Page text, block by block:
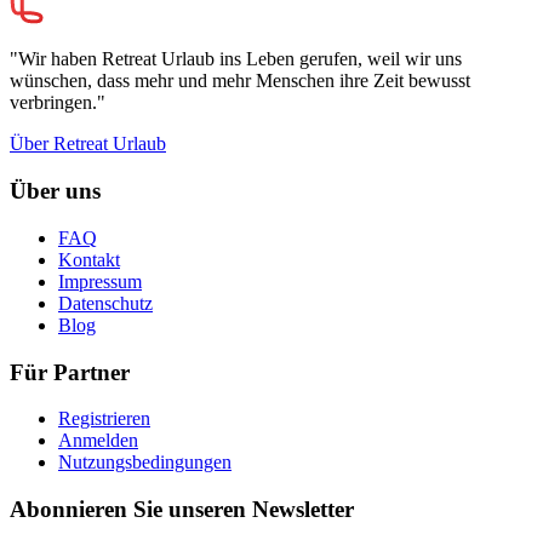
"Wir haben Retreat Urlaub ins Leben gerufen, weil wir uns
wünschen, dass mehr und mehr Menschen ihre Zeit bewusst
verbringen."
Über Retreat Urlaub
Über uns
FAQ
Kontakt
Impressum
Datenschutz
Blog
Für Partner
Registrieren
Anmelden
Nutzungsbedingungen
Abonnieren Sie unseren Newsletter